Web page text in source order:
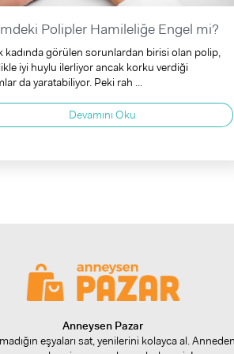
Polipler Hamileliğe Engel mi?
kadında görülen sorunlardan birisi olan polip,
iyi huylu ilerliyor ancak korku verdiği
da yaratabiliyor. Peki rah ...
Devamını Oku
Anneysen Pazar
eşyaları sat, yenilerini kolayca al.